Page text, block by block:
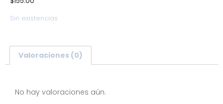
Sin existencias
Valoraciones (0)
No hay valoraciones aún.